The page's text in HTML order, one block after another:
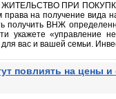
ПРИ ПОКУПКЕ
права на получение вида
получить ВНЖ
укажете «управление
вас и вашей семьи.
повлиять на цены и